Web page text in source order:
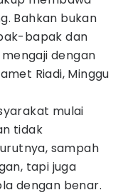
Bahkan bukan
bapak dan
dengan
Riadi, Minggu
mulai
tidak
sampah
tapi juga
dengan benar.